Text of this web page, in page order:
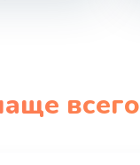
всего